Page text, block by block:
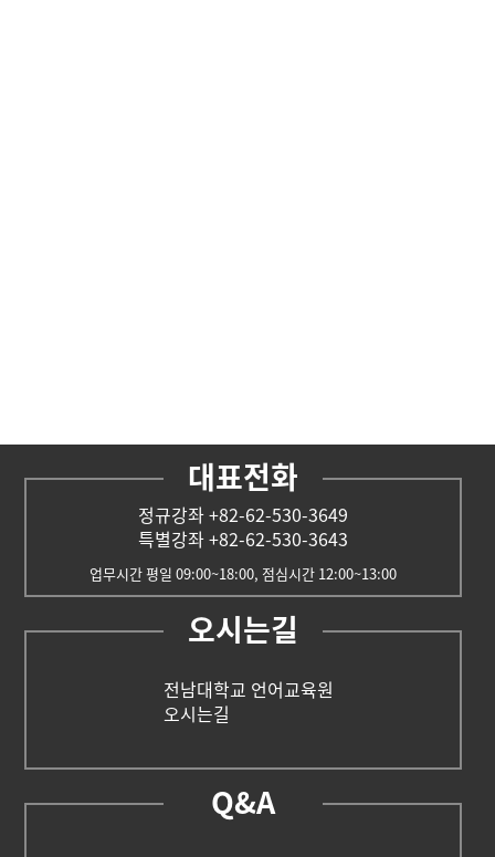
대표전화
정규강좌 +82-62-530-3649
특별강좌 +82-62-530-3643
업무시간 평일 09:00~18:00, 점심시간 12:00~13:00
오시는길
전남대학교 언어교육원
오시는길
Q&A